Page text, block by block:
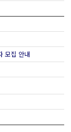
모집 안내